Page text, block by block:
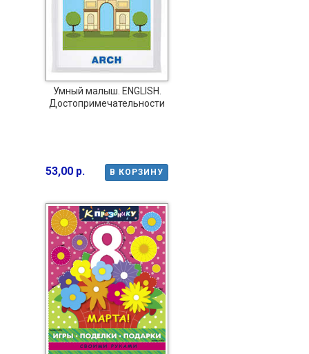
Умный малыш. ENGLISH.
Достопримечательности
В КОРЗИНУ
53,00 р.